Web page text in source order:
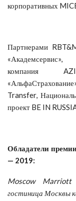
корпоративных
Партнерами
компания
Transfer,
проект BE IN
Обладатели
— 2019:
Moscow Marriott
гостиница Москвы